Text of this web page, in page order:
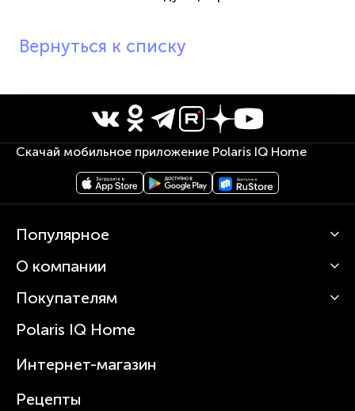
Вернуться к списку
Скачай мобильное приложение Polaris IQ Home
Популярное
Кофемашины
Вертикальные пылесосы
Зубные щетки и ирригаторы
Увлажнители
Посуда
О компании
О Polaris
Статьи
Покупателям
Сервисные центры
Где купить
Polaris IQ Home
Интернет-магазин
Рецепты